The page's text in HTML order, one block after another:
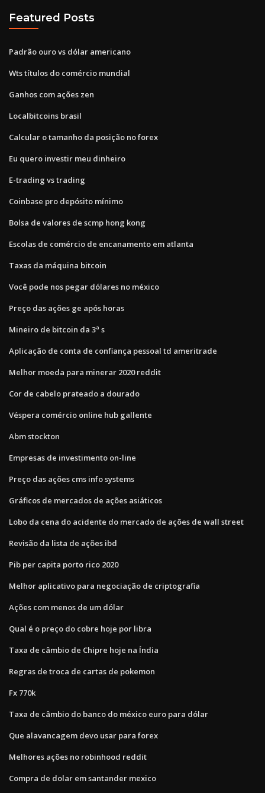
Featured Posts
Padrão ouro vs dólar americano
Wts títulos do comércio mundial
Ganhos com ações zen
Localbitcoins brasil
Calcular o tamanho da posição no forex
Eu quero investir meu dinheiro
E-trading vs trading
Coinbase pro depósito mínimo
Bolsa de valores de scmp hong kong
Escolas de comércio de encanamento em atlanta
Taxas da máquina bitcoin
Você pode nos pegar dólares no méxico
Preço das ações ge após horas
Mineiro de bitcoin da 3ª s
Aplicação de conta de confiança pessoal td ameritrade
Melhor moeda para minerar 2020 reddit
Cor de cabelo prateado a dourado
Véspera comércio online hub gallente
Abm stockton
Empresas de investimento on-line
Preço das ações cms info systems
Gráficos de mercados de ações asiáticos
Lobo da cena do acidente do mercado de ações de wall street
Revisão da lista de ações ibd
Pib per capita porto rico 2020
Melhor aplicativo para negociação de criptografia
Ações com menos de um dólar
Qual é o preço do cobre hoje por libra
Taxa de câmbio de Chipre hoje na Índia
Regras de troca de cartas de pokemon
Fx 770k
Taxa de câmbio do banco do méxico euro para dólar
Que alavancagem devo usar para forex
Melhores ações no robinhood reddit
Compra de dolar em santander mexico